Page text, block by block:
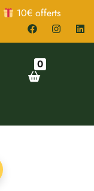
10€ offerts
0